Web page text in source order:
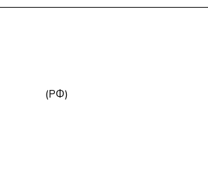
(РФ)